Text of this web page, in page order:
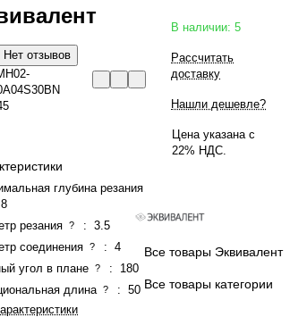
Нет отзывов
глубина резания
8
резания ? : 3.5
соединения ? : 4
угол в плане ? :
180
длина ? : 50
В наличии: 5
Рассчитать
доставку
Нашли дешевле?
Цена указана с
22% НДС.
Все товары Эквивалент
Все товары категории